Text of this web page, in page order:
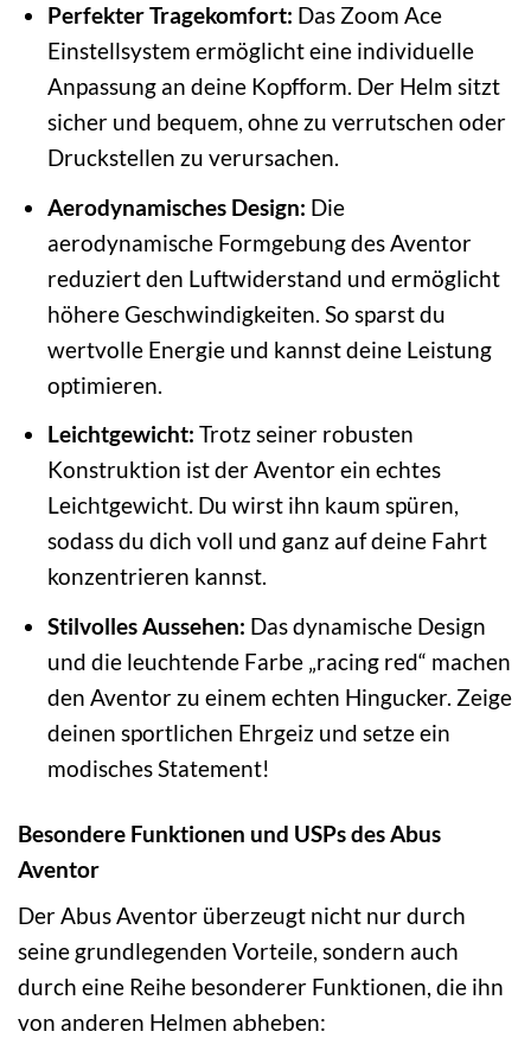
Perfekter Tragekomfort: Das Zoom Ace
Einstellsystem ermöglicht eine individuelle
Anpassung an deine Kopfform. Der Helm sitzt
sicher und bequem, ohne zu verrutschen oder
Druckstellen zu verursachen.
Aerodynamisches Design: Die
aerodynamische Formgebung des Aventor
reduziert den Luftwiderstand und ermöglicht
höhere Geschwindigkeiten. So sparst du
wertvolle Energie und kannst deine Leistung
optimieren.
Leichtgewicht: Trotz seiner robusten
Konstruktion ist der Aventor ein echtes
Leichtgewicht. Du wirst ihn kaum spüren,
sodass du dich voll und ganz auf deine Fahrt
konzentrieren kannst.
Stilvolles Aussehen: Das dynamische Design
und die leuchtende Farbe „racing red“ machen
den Aventor zu einem echten Hingucker. Zeige
deinen sportlichen Ehrgeiz und setze ein
modisches Statement!
Besondere Funktionen und USPs des Abus
Aventor
Der Abus Aventor überzeugt nicht nur durch
seine grundlegenden Vorteile, sondern auch
durch eine Reihe besonderer Funktionen, die ihn
von anderen Helmen abheben: